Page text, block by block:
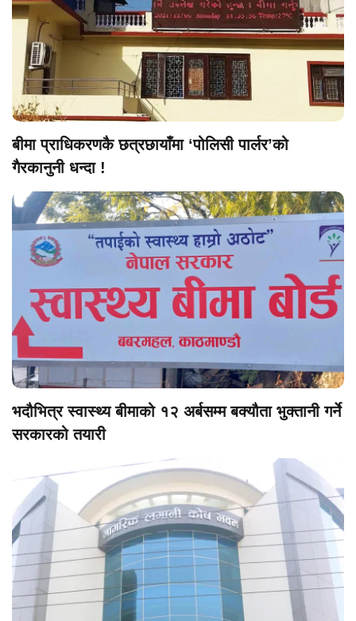
बीमा प्राधिकरणकै छत्रछायाँमा ‘पोलिसी पार्लर’को
गैरकानुनी धन्दा !
भदौभित्र स्वास्थ्य बीमाको १२ अर्बसम्म बक्यौता भुक्तानी गर्ने
सरकारको तयारी